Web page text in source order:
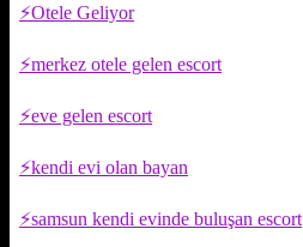
Otele Geliyor
merkez otele gelen escort
eve gelen escort
kendi evi olan bayan
samsun kendi evinde buluşan escort